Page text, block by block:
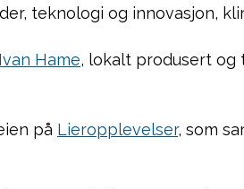
teknologi og innovasjon,
Hame, lokalt produsert og
på Lieropplevelser, som